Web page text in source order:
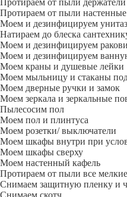
Протираем от пыли
Протираем от пыли настенные
Моем и дезинфицируем унитаз
Натираем до блеска
Моем и дезинфицируем
Моем и дезинфицируем
Моем краны и душевые лейки
Моем мыльницу и стаканы
Моем дверные ручки и замок
Моем зеркала и зеркальные
Пылесосим пол
Моем пол и плинтуса
Моем розетки/ выключатели
Моем шкафы внутри при
Моем шкафы сверху
Моем настенный кафель
Протираем от пыли все
Снимаем защитную пленку и
Снимаем скотч